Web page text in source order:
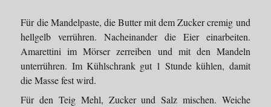
Für die Mandelpaste, die Butter mit dem Zucker cremig und
hellgelb verrühren. Nacheinander die Eier einarbeiten.
Amarettini im Mörser zerreiben und mit den Mandeln
unterrühren. Im Kühlschrank gut 1 Stunde kühlen, damit
die Masse fest wird.
Für den Teig Mehl, Zucker und Salz mischen. Weiche